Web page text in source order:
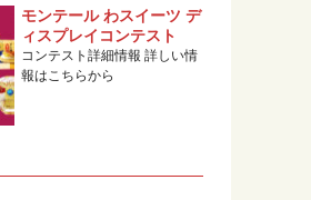
モンテール わスイーツ デ
ィスプレイコンテスト
コンテスト詳細情報 詳しい情
報はこちらから